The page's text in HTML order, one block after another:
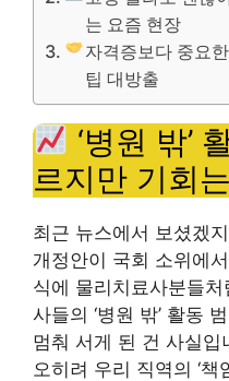
는 요즘 현장
자격증보다 중요
팁 대방출
‘병원 밖’
르지만 기회
최근 뉴스에서 보셨겠
개정안이 국회 소위에
식에 물리치료사분들
사들의 ‘병원 밖’ 활동
멈춰 서게 된 건 사실
오히려 우리 직역의 ‘책